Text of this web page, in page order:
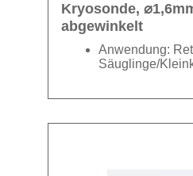
Kryosonde,
abgewinkelt
Anwendung:
Säuglinge/